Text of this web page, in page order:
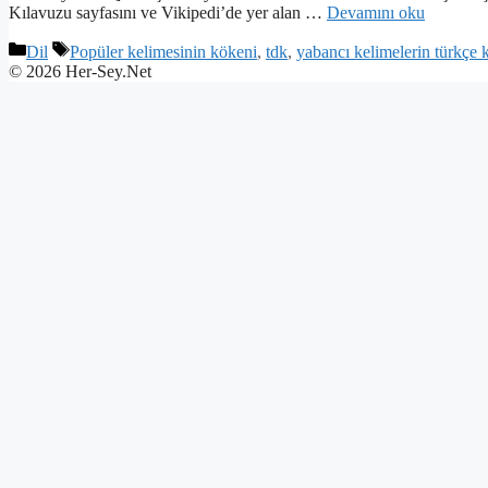
Kılavuzu sayfasını ve Vikipedi’de yer alan … Devamını oku
Kategoriler
Dil Etiketler
Popüler kelimesinin kökeni, tdk, yabancı kelimelerin türkçe
© 2026 Her-Sey.Net